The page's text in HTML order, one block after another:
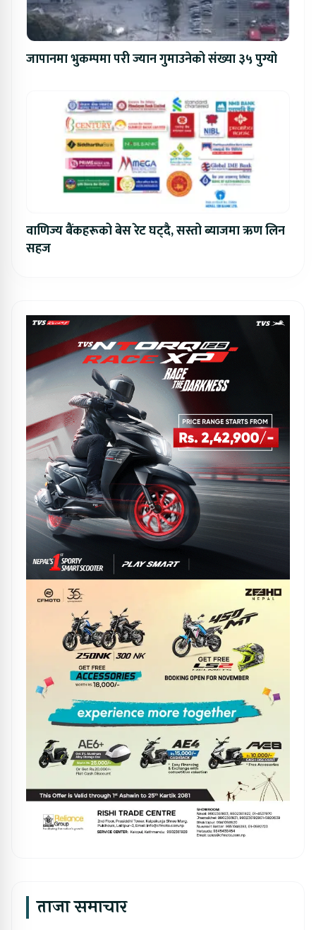
जापानमा भुकम्पमा परी ज्यान गुमाउनेको संख्या ३५ पुग्यो
वाणिज्य बैंकहरूको बेस रेट घट्दै, सस्तो ब्याजमा ऋण लिन
सहज
ताजा समाचार